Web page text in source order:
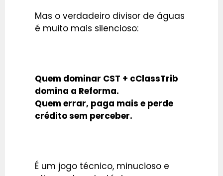
Mas o verdadeiro divisor de águas
é muito mais silencioso:
Quem dominar CST + cClassTrib
domina a Reforma.
Quem errar, paga mais e perde
crédito sem perceber.
É um jogo técnico, minucioso e